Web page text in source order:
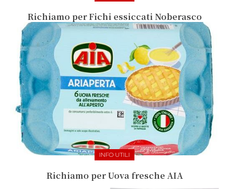
Richiamo per Fichi essiccati Noberasco
INFO UTILI
Richiamo per Uova fresche AIA